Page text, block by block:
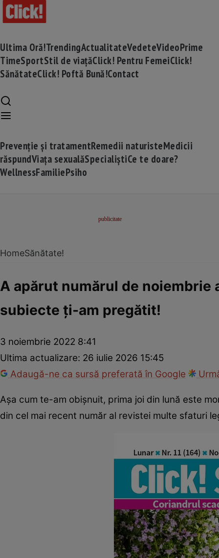
Ultima Oră!TrendingActualitateVedeteVideoPrime
TimeSportStil de viațăClick! Pentru FemeiClick!
SănătateClick! Poftă Bună!Contact
Prevenție și tratamentRemedii naturisteMedicii
răspundViața sexualăSpecialiștiCe te doare?
WellnessFamiliePsiho
HomeSănătate!
A apărut numărul de noiembrie
subiecte ţi-am pregătit!
3 noiembrie 2022 8:41
Ultima actualizare: 26 iulie 2026 15:45
Adaugă-ne ca sursă preferată în Google
Aşa cum te-am obişnuit, prima joi din lună este
din cel mai recent număr al revistei multe sfaturi